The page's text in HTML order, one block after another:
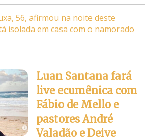
56, afirmou na noite deste
isolada em casa com o namorado
Luan Santana fará
live ecumênica com
Fábio de Mello e
pastores André
Valadão e Deive